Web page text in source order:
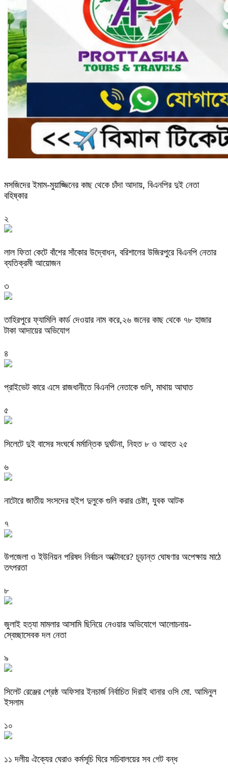
মসজিদের ইমাম-মুয়াজ্জিনের কাছ থেকে চাঁদা আদায়, বিএনপির দুই নেতা
বহিষ্কার
২
‎লাল ফিতা কেটে বাঁশের সাঁকোর উদ্বোধন, বরিশালের উজিরপুরে বিএনপি নেতার
ব্যতিক্রমী আয়োজন
৩
তাহিরপুরে ফ্যামিলি কার্ড দেওয়ার নাম করে,২৬ জনের কাছ থেকে ৭৮ হাজার
টাকা আদায়ের অভিযোগ
৪
প্রাইভেট কারে এসে রাজধানীতে বিএনপি নেতাকে গুলি, মাথায় আঘাত
৫
সিলেটে দুই বাসের সংঘর্ষে মর্মান্তিক দুর্ঘটনা, নিহত ৮ ও আহত ২৫
৬
নাটোরে জাতীয় সংসদের হুইপ দুলুকে গুলি করার চেষ্টা, যুবক আটক
৭
উপজেলা ও ইউনিয়ন পরিষদ নির্বাচন অক্টোবরে? চূড়ান্ত ঘোষণার অপেক্ষায় মাঠে
তৎপরতা
৮
জুলাই হত্যা মামলার আসামি ছিনিয়ে নেওয়ার অভিযোগে আলোচনায়-
স্বেচ্ছাসেবক দল নেতা
৯
‎সিলেট রেঞ্জের শ্রেষ্ঠ অফিসার ইনচার্জ নির্বাচিত দিরাই থানার ওসি মো. আমিনুল
ইসলাম
১০
‎১১ দলীয় ঐক্যের ঘেরাও কর্মসূচি ঘিরে সচিবালয়ের সব গেট বন্ধ